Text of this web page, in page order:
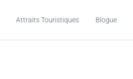
Attraits Touristiques Blogue